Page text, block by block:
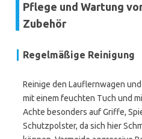
Pflege und Wartung
Zubehör
Regelmäßige Reinigung
Reinige den Lauflernwagen
mit einem feuchten Tuch und
Achte besonders auf Griffe,
Schutzpolster, da sich hier